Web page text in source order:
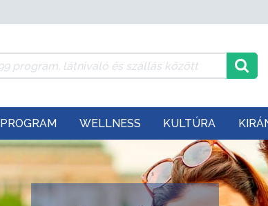
PROGRAM WELLNESS KULTÚRA